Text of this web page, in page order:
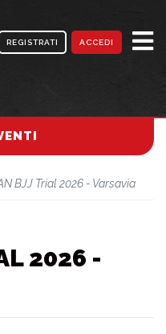
REGISTRATI ACCEDI
BJJ Trial 2026 - Varsavia
2026 -